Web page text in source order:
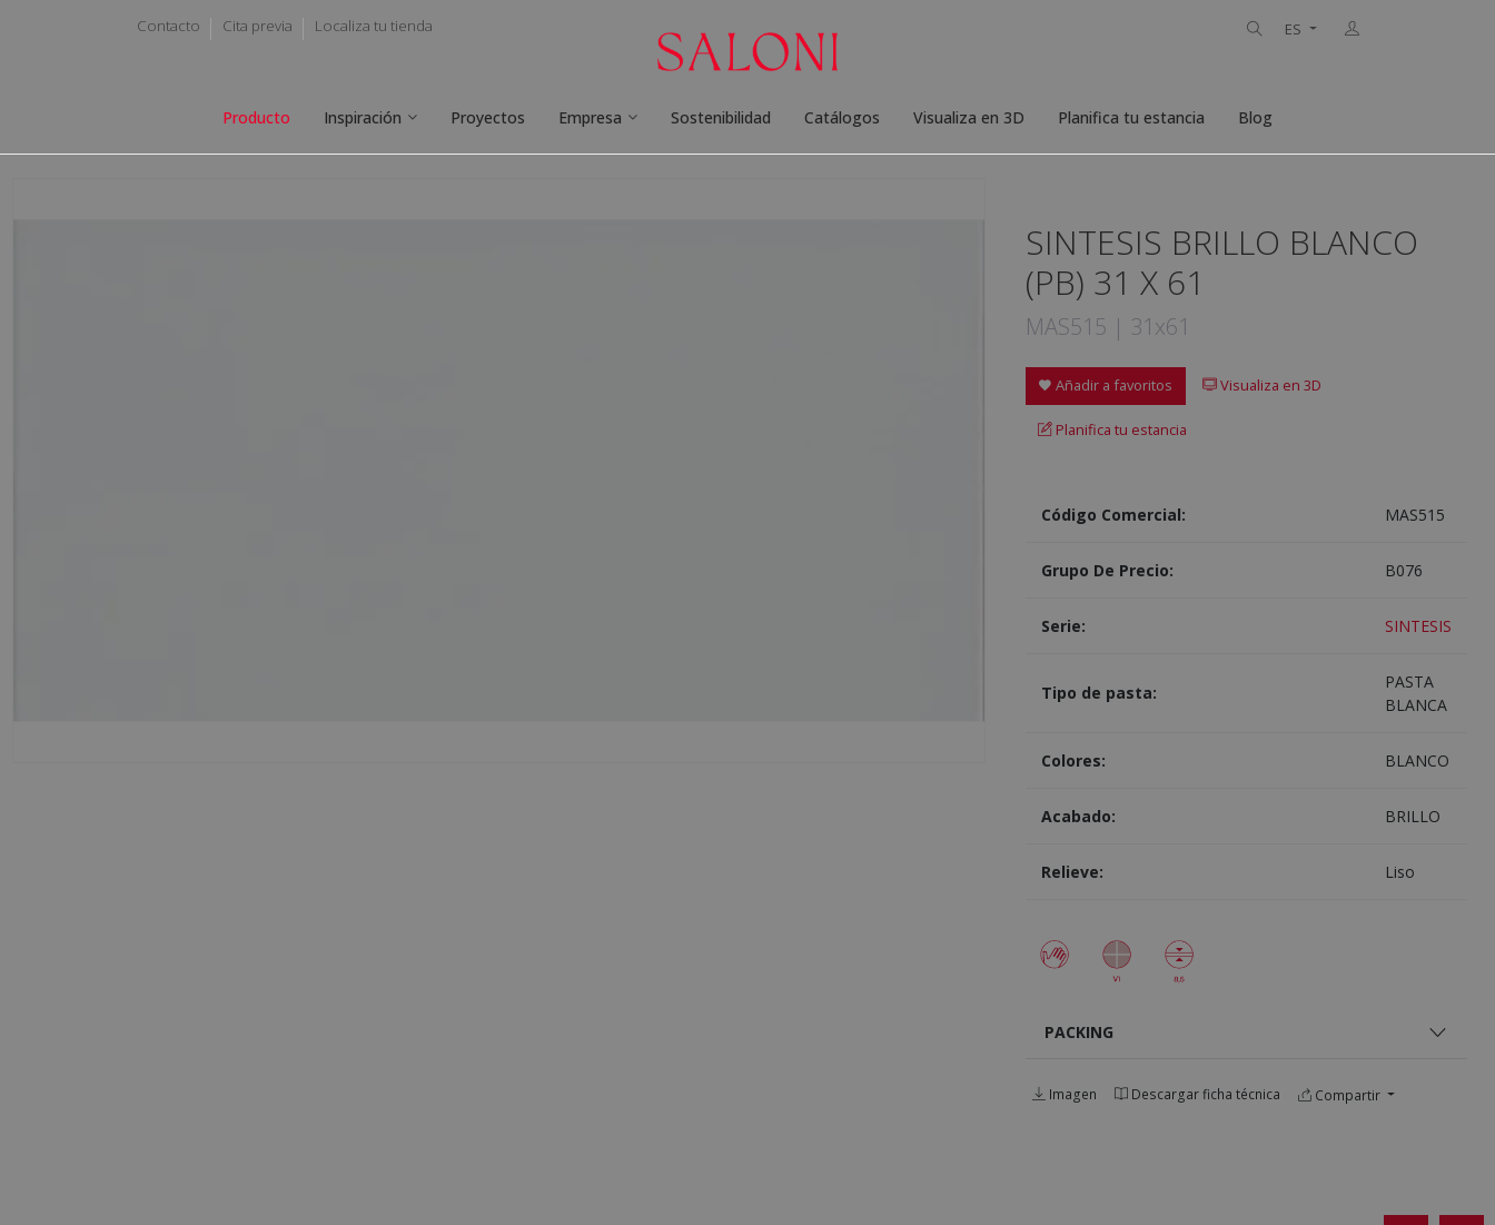
Contacto Cita previa Localiza tu tienda ES
Producto Inspiración Proyectos Empresa Sostenibilidad Catálogos Visualiza en 3D Planifica tu estancia Blog
SINTESIS BRILLO BLANCO
(PB) 31 X 61
MAS515 | 31x61
Añadir a favoritos Visualiza en 3D
Planifica tu estancia
Código Comercial: MAS515
Grupo De Precio: B076
Serie: SINTESIS
Tipo de pasta:
PASTA
BLANCA
Colores: BLANCO
Acabado: BRILLO
Relieve: Liso
PACKING
Imagen Descargar ficha técnica Compartir